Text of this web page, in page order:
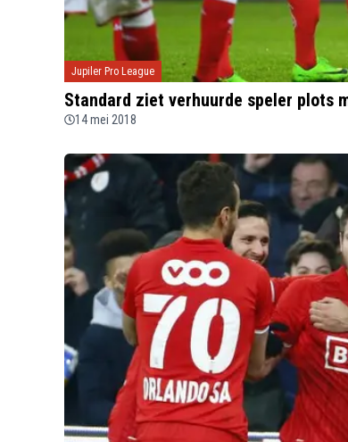
Jupiler Pro League
Standard ziet verhuurde speler plots
14 mei 2018